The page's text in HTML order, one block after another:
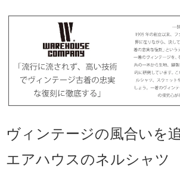
ヴィンテージの風合いを
エアハウスのネルシャツ